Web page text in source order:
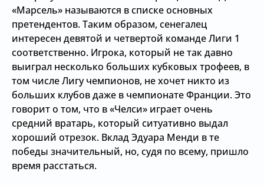
«Марсель» называются в списке основных
претендентов. Таким образом, сенегалец
интересен девятой и четвертой команде Лиги 1
соответственно. Игрока, который не так давно
выиграл несколько больших кубковых трофеев, в
том числе Лигу чемпионов, не хочет никто из
больших клубов даже в чемпионате Франции. Это
говорит о том, что в «Челси» играет очень
средний вратарь, который ситуативно выдал
хороший отрезок. Вклад Эдуара Менди в те
победы значительный, но, судя по всему, пришло
время расстаться.